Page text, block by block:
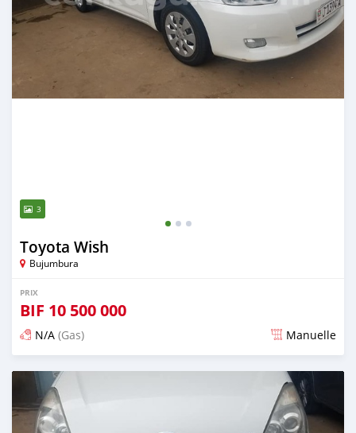
3
Toyota Wish
Bujumbura
PRIX
BIF 10 500 000
N/A (Gas) Manuelle
Publié il y a plus de 5 ans